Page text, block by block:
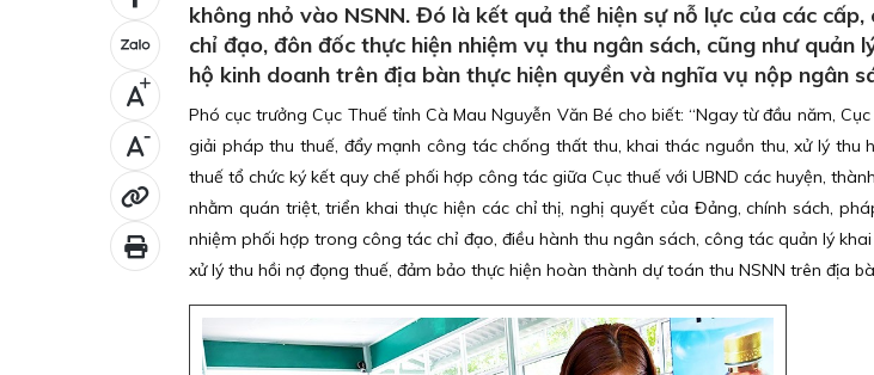
+
-
không nhỏ vào NSNN. Đó là kết quả thể hiện sự nỗ lực của các
chỉ đạo, đôn đốc thực hiện nhiệm vụ thu ngân sách, cũng như quản
hộ kinh doanh trên địa bàn thực hiện quyền và nghĩa vụ nộp ngân
Phó cục trưởng Cục Thuế tỉnh Cà Mau Nguyễn Văn Bé cho biết: “Ngay từ đầu năm,
giải pháp thu thuế, đẩy mạnh công tác chống thất thu, khai thác nguồn thu, xử lý thu
thuế tổ chức ký kết quy chế phối hợp công tác giữa Cục thuế với UBND các huyện,
nhằm quán triệt, triển khai thực hiện các chỉ thị, nghị quyết của Đảng, chính sách,
nhiệm phối hợp trong công tác chỉ đạo, điều hành thu ngân sách, công tác quản lý
xử lý thu hồi nợ đọng thuế, đảm bảo thực hiện hoàn thành dự toán thu NSNN trên địa